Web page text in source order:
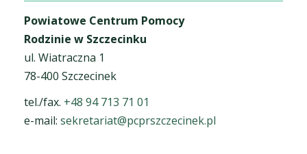
Powiatowe Centrum Pomocy
Rodzinie w Szczecinku
ul. Wiatraczna 1
78-400 Szczecinek
tel./fax. +48 94 713 71 01
e-mail: sekretariat@pcprszczecinek.pl